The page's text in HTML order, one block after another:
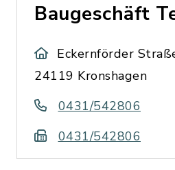
Baugeschäft
Eckernförder
24119 Kronshagen
0431/542806
0431/542806